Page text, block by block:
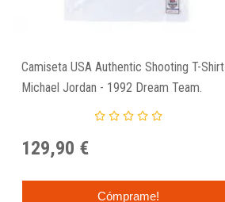
Camiseta USA Authentic Shooting T-Shirt
Michael Jordan - 1992 Dream Team.
129,90 €
Cómprame!